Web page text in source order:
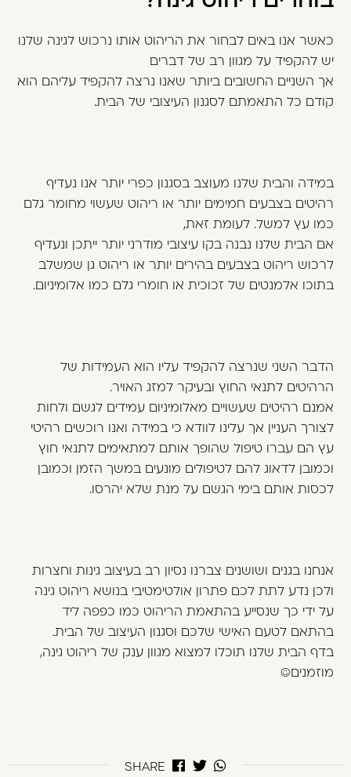
כאשר אנו באים לבחור את הריהוט אותו נרכוש לגינה שלנו
יש להקפיד על מגוון רב של דברים
אך השניים החשובים ביותר שאנו נרצה להקפיד עליהם הוא
קודם כל התאמתם לסגנון העיצובי של הבית.
במידה והבית שלנו מעוצב בסגנון כפרי יותר אנו נעדיף
רהיטים בצבעים חמימים יותר או ריהוט שעשוי מחומר גלם
כמו עץ למשל. לעומת זאת,
אם הבית שלנו נבנה בקו עיצובי מודרני יותר ייתכן ונעדיף
לרכוש ריהוט בצבעים בהירים יותר או ריהוט גן שמשלב
בתוכו אלמנטים של זכוכית או חומרי גלם כמו אלומיניום.
הדבר השני שנרצה להקפיד עליו הוא העמידות של
הרהיטים לתנאי החוץ ובעיקר למזג האויר.
אמנם רהיטים שעשויים מאלומיניום עמידים לגשם ולחות
לצורך העניין אך עלינו לוודא כי במידה ואנו רוכשים רהיטי
עץ הם עברו טיפול שהופך אותם למתאימים לתנאי חוץ
וכמובן לדאוג להם לטיפולים מונעים במשך הזמן וכמובן
לכסות אותם בימי הגשם על מנת שלא יהרסו.
אנחנו בגנים ושושנים צברנו נסיון רב בעיצוב גינות וחצרות
ולכן נדע לתת לכם פתרון אולטימטיבי בנושא ריהוט גינה
על ידי כך שנסייע בהתאמת הריהוט כמו כפפה ליד
בהתאם לטעם האישי שלכם וסגנון העיצוב של הבית.
בדף הבית שלנו תוכלו למצוא מגוון ענק של ריהוט גינה,
מוזמנים☺
SHARE